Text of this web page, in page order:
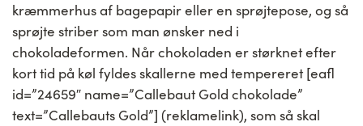
kræmmerhus af bagepapir eller en sprøjtepose, og så
sprøjte striber som man ønsker ned i
chokoladeformen. Når chokoladen er størknet efter
kort tid på køl fyldes skallerne med tempereret [eafl
id=”24659″ name=”Callebaut Gold chokolade”
text=”Callebauts Gold”] (reklamelink), som så skal